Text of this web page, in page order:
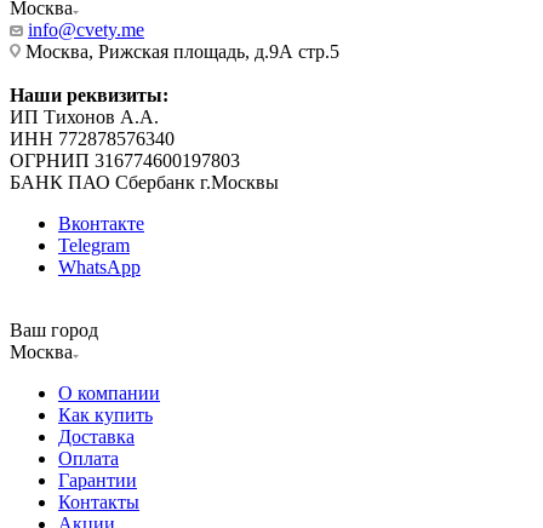
Москва
info@cvety.me
Москва, Рижская площадь, д.9А стр.5
Наши реквизиты:
ИП Тихонов А.А.
ИНН 772878576340
ОГРНИП 316774600197803
БАНК ПАО Сбербанк г.Москвы
Вконтакте
Telegram
WhatsApp
Ваш город
Москва
О компании
Как купить
Доставка
Оплата
Гарантии
Контакты
Акции